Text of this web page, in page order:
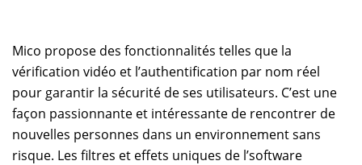
Mico propose des fonctionnalités telles que la
vérification vidéo et l’authentification par nom réel
pour garantir la sécurité de ses utilisateurs. C’est une
façon passionnante et intéressante de rencontrer de
nouvelles personnes dans un environnement sans
risque. Les filtres et effets uniques de l’software